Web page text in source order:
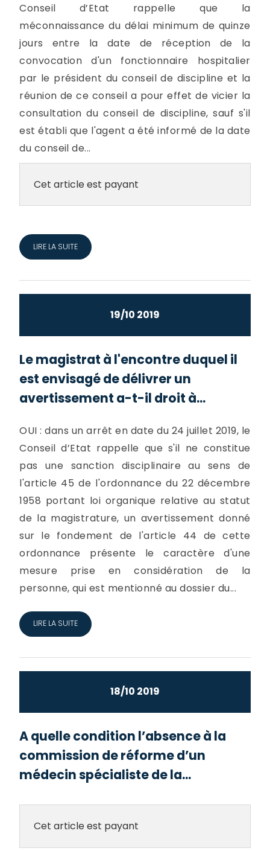
Conseil d’Etat rappelle que la
méconnaissance du délai minimum de quinze
jours entre la date de réception de la
convocation d'un fonctionnaire hospitalier
par le président du conseil de discipline et la
réunion de ce conseil a pour effet de vicier la
consultation du conseil de discipline, sauf s'il
est établi que l'agent a été informé de la date
du conseil de...
Cet article est payant
LIRE LA SUITE
19/10 2019
Le magistrat à l'encontre duquel il
est envisagé de délivrer un
avertissement a-t-il droit à...
OUI : dans un arrêt en date du 24 juillet 2019, le
Conseil d’Etat rappelle que s'il ne constitue
pas une sanction disciplinaire au sens de
l'article 45 de l'ordonnance du 22 décembre
1958 portant loi organique relative au statut
de la magistrature, un avertissement donné
sur le fondement de l'article 44 de cette
ordonnance présente le caractère d'une
mesure prise en considération de la
personne, qui est mentionné au dossier du...
LIRE LA SUITE
18/10 2019
A quelle condition l’absence à la
commission de réforme d’un
médecin spécialiste de la...
Cet article est payant